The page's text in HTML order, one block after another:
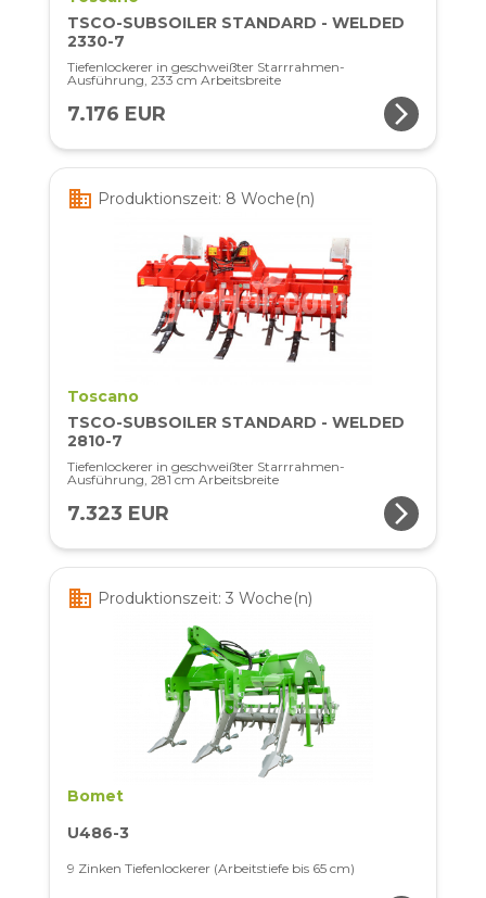
TSCO-SUBSOILER STANDARD - WELDED
2330-7
Tiefenlockerer in geschweißter Starrrahmen-
Ausführung, 233 cm Arbeitsbreite
7.176 EUR arrow_forward_ios
business Produktionszeit: 8 Woche(n)
Toscano
TSCO-SUBSOILER STANDARD - WELDED
2810-7
Tiefenlockerer in geschweißter Starrrahmen-
Ausführung, 281 cm Arbeitsbreite
7.323 EUR arrow_forward_ios
business Produktionszeit: 3 Woche(n)
Bomet
U486-3
9 Zinken Tiefenlockerer (Arbeitstiefe bis 65 cm)